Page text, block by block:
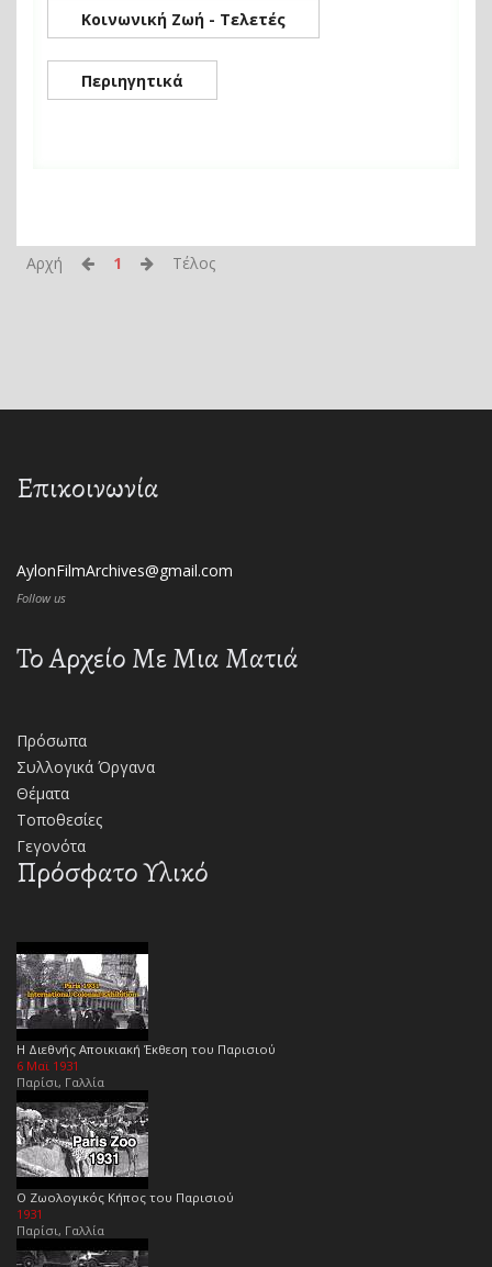
Κοινωνική Ζωή - Τελετές
Περιηγητικά
Αρχή 1 Τέλος
Επικοινωνία
AylonFilmArchives@gmail.com
Follow us
Το Αρχείο Με Μια Ματιά
Πρόσωπα
Συλλογικά Όργανα
Θέματα
Τοποθεσίες
Γεγονότα
Πρόσφατο Υλικό
Η Διεθνής Αποικιακή Έκθεση του Παρισιού
6 Μαϊ 1931
Παρίσι, Γαλλία
Ο Ζωολογικός Κήπος του Παρισιού
1931
Παρίσι, Γαλλία